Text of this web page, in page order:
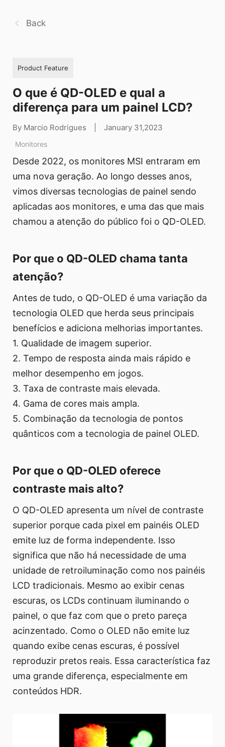
Back
Product Feature
O que é QD-OLED e qual a
diferença para um painel LCD?
By Marcio Rodrigues January 31,2023
Monitores
Desde 2022, os monitores MSI entraram em
uma nova geração. Ao longo desses anos,
vimos diversas tecnologias de painel sendo
aplicadas aos monitores, e uma das que mais
chamou a atenção do público foi o QD-OLED.
Por que o QD-OLED chama tanta
atenção?
Antes de tudo, o QD-OLED é uma variação da
tecnologia OLED que herda seus principais
benefícios e adiciona melhorias importantes.
1. Qualidade de imagem superior.
2. Tempo de resposta ainda mais rápido e
melhor desempenho em jogos.
3. Taxa de contraste mais elevada.
4. Gama de cores mais ampla.
5. Combinação da tecnologia de pontos
quânticos com a tecnologia de painel OLED.
Por que o QD-OLED oferece
contraste mais alto?
O QD-OLED apresenta um nível de contraste
superior porque cada pixel em painéis OLED
emite luz de forma independente. Isso
significa que não há necessidade de uma
unidade de retroiluminação como nos painéis
LCD tradicionais. Mesmo ao exibir cenas
escuras, os LCDs continuam iluminando o
painel, o que faz com que o preto pareça
acinzentado. Como o OLED não emite luz
quando exibe cenas escuras, é possível
reproduzir pretos reais. Essa característica faz
uma grande diferença, especialmente em
conteúdos HDR.